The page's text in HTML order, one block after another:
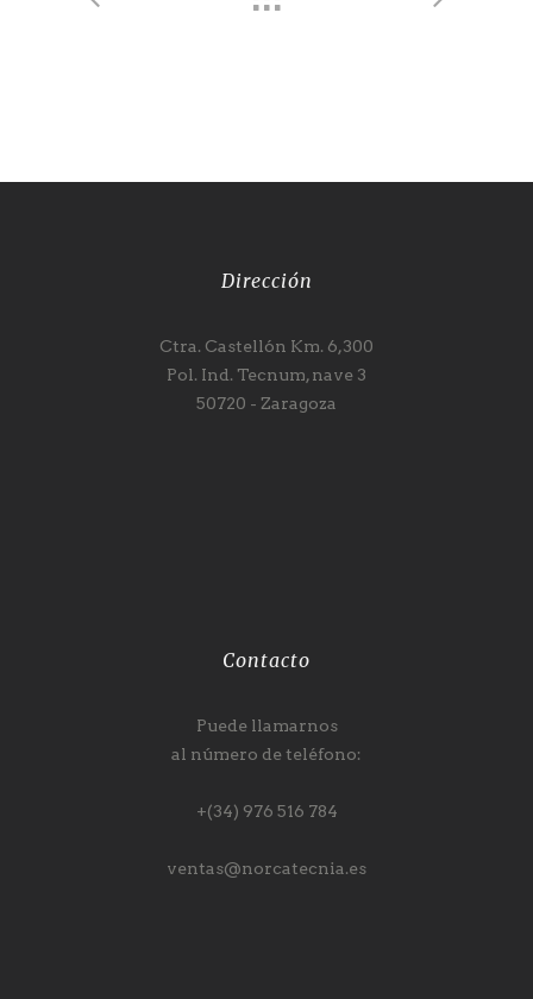
Dirección
Ctra. Castellón Km. 6,300
Pol. Ind. Tecnum, nave 3
50720 - Zaragoza
Contacto
Puede llamarnos
al número de teléfono:
+(34) 976 516 784
ventas@norcatecnia.es